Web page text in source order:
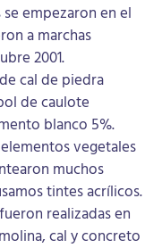
empezaron en el
a marchas
2001.
cal de piedra
de caulote
blanco 5%.
vegetales
muchos
tintes acrílicos.
realizadas en
cal y concreto